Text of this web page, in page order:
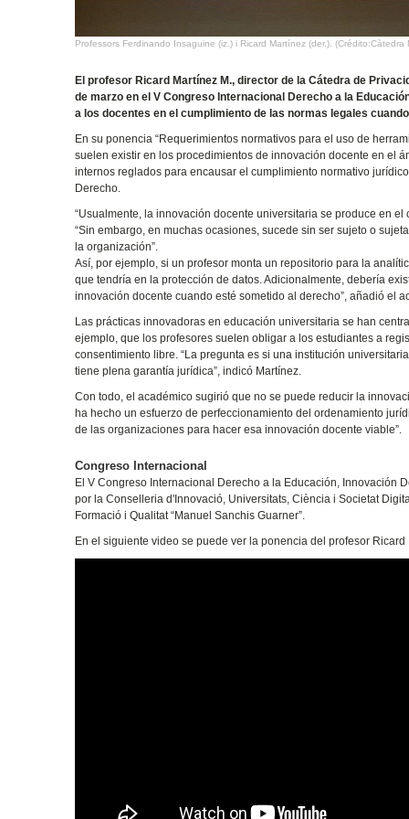
Professors Ferdinando Insaguine (iz.) i Ricard Martínez (der.). (Crédito:Càtedra
El profesor Ricard Martínez M., director de la Cátedra de
de marzo en el V Congreso Internacional Derecho a la
a los docentes en el cumplimiento de las normas legales
En su ponencia “Requerimientos normativos para el uso de
suelen existir en los procedimientos de innovación docente en el
internos reglados para encausar el cumplimiento normativo
Derecho.
“Usualmente, la innovación docente universitaria se produce en
“Sin embargo, en muchas ocasiones, sucede sin ser sujeto o
la organización”.
Así, por ejemplo, si un profesor monta un repositorio para la
que tendría en la protección de datos. Adicionalmente, debería
innovación docente cuando esté sometido al derecho”, añadió el
Las prácticas innovadoras en educación universitaria se han
ejemplo, que los profesores suelen obligar a los estudiantes a
consentimiento libre. “La pregunta es si una institución
tiene plena garantía jurídica”, indicó Martínez.
Con todo, el académico sugirió que no se puede reducir la
ha hecho un esfuerzo de perfeccionamiento del ordenamiento
de las organizaciones para hacer esa innovación docente viable”.
Congreso Internacional
El V Congreso Internacional Derecho a la Educación, Innovación
por la Conselleria d'Innovació, Universitats, Ciència i Societat
Formació i Qualitat “Manuel Sanchis Guarner”.
En el siguiente video se puede ver la ponencia del profesor